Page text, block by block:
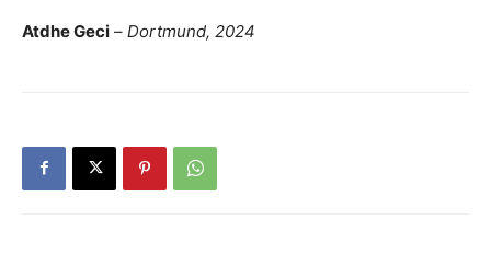
Atdhe Geci – Dortmund, 2024